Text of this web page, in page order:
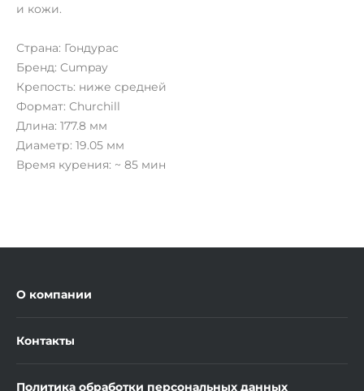
и кожи.
Страна: Гондурас
Бренд: Cumpay
Крепость: ниже средней
Формат: Churchill
Длина: 177.8 мм
Диаметр: 19.05 мм
Время курения: ~ 85 мин
О компании
Контакты
Политика обработки персональных данных